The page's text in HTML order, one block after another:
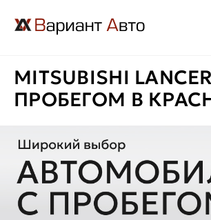
MITSUBISHI
ПРОБЕГОМ В